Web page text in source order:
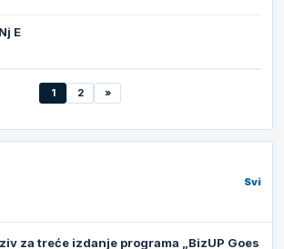
E
1 2 »
Svi
za treće izdanje programa „BizUP Goes